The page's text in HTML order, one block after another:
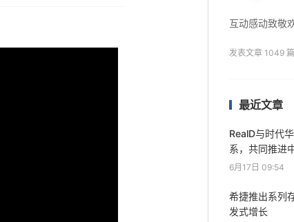
互动感动致敬
发表文章 1049 篇
最近文章
RealD与时代
系，共同推进
6月17日 09:54
希捷推出系列
发式增长